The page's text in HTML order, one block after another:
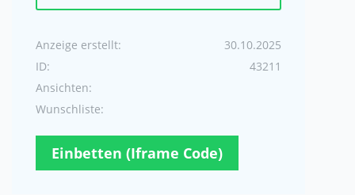
Anzeige erstellt:
30.10.2025
ID:
43211
Ansichten:
Wunschliste:
Einbetten (Iframe Code)